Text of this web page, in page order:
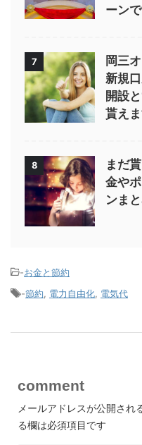
ーン
7
岡三
新規
開設
貰え
8
まだ
金や
ンま
-お金と節約
-節約 電力自由化 電気代
comment
メールアドレスが公開され
る欄は必須項目です